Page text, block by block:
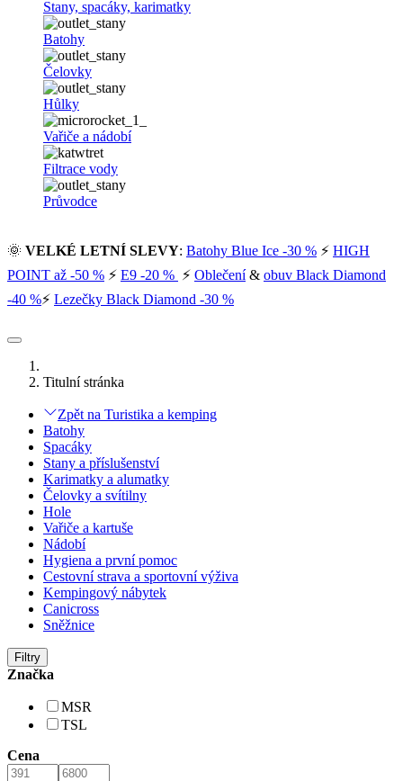
Stany, spacáky, karimatky
Batohy
Čelovky
Hůlky
Vařiče a nádobí
Filtrace vody
Průvodce
🌞 VELKÉ LETNÍ SLEVY: Batohy Blue Ice -30 % ⚡ HIGH
POINT až -50 % ⚡ E9 -20 % ⚡ Oblečení& obuv Black Diamond
-40 %⚡ Lezečky Black Diamond -30 %
Titulní stránka
Zpět na Turistika a kemping
Batohy
Spacáky
Stany a příslušenství
Karimatky a alumatky
Čelovky a svítilny
Hole
Vařiče a kartuše
Nádobí
Hygiena a první pomoc
Cestovní strava a sportovní výživa
Kempingový nábytek
Canicross
Sněžnice
Filtry
Značka
MSR
TSL
Cena